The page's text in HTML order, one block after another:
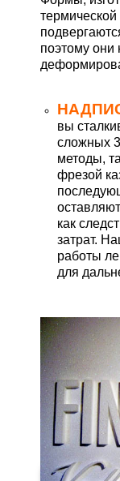
термической
поэтому они
вы
сложных
методы,
фрезой
как
затрат.
работы
для